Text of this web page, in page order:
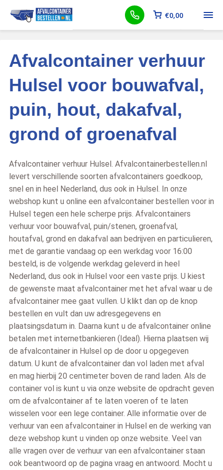
€0,00
Afvalcontainer verhuur
Hulsel voor bouwafval,
puin, hout, dakafval,
grond of groenafval
Afvalcontainer verhuur Hulsel. Afvalcontainerbestellen.nl
levert verschillende soorten afvalcontainers goedkoop,
snel en in heel Nederland, dus ook in Hulsel. In onze
webshop kunt u online een afvalcontainer bestellen voor in
Hulsel tegen een hele scherpe prijs. Afvalcontainers
verhuur voor bouwafval, puin/stenen, groenafval,
houtafval, grond en dakafval aan bedrijven en particulieren,
met de garantie vandaag op een werkdag voor 16:00
besteld, is de volgende werkdag geleverd in heel
Nederland, dus ook in Hulsel voor een vaste prijs. U kiest
de gewenste maat afvalcontainer met het afval waar u de
afvalcontainer mee gaat vullen. U klikt dan op de knop
bestellen en vult dan uw adresgegevens en
plaatsingsdatum in. Daarna kunt u de afvalcontainer online
betalen met internetbankieren (Ideal). Hierna plaatsen wij
de afvalcontainer in Hulsel op de door u opgegeven
datum. U kunt de afvalcontainer dan vol laden met afval
en mag hierbij 20 centimeter boven de rand laden. Als de
container vol is kunt u via onze website de opdracht geven
om de afvalcontainer af te laten voeren of te laten
wisselen voor een lege container. Alle informatie over de
verhuur van een afvalcontainer in Hulsel en de werking van
deze webshop kunt u vinden op onze website. Veel van
alle vragen over de verhuur van een afvalcontainer staan
ook beantwoord op de pagina vraag en antwoord. Mocht u